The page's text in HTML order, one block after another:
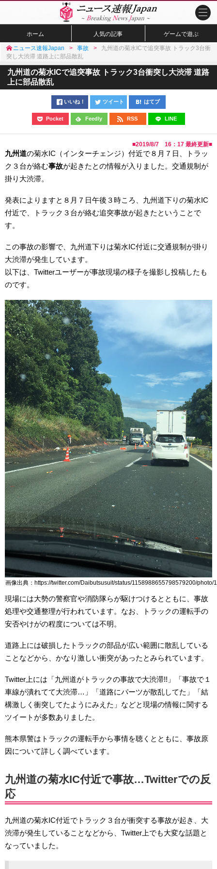
ホーム 人気の記事 ゲームで遊ぶ
ニュース速報Japan 事故
九州道の菊水ICで追突事故 トラック3台衝
突し大渋滞 道路上に部品散乱
九州道の菊水ICで追突事故 トラック3台衝突し大渋滞 道路
上に部品散乱
いいね！ ツイート はてブ
Pocket Feedly RSS LINE
■2019/8/7 16：17 最終更新■
九州道の菊水IC（インターチェンジ）付近で８月７日、トラッ
ク３台が絡む事故が起きたとの情報が入りました。交通規制が
掛り大渋滞。
発表によりますと８月７日午後３時ころ、九州道下りの菊水IC
付近で、トラック３台が絡む追突事故が起きたということで
す。
この事故の影響で、九州道下りは菊水IC付近に交通規制が掛り
大渋滞が発生しています。
以下は、Twitterユーザーが事故現場の様子を撮影し投稿したも
のです。
画像出典：https://twitter.com/Daibutsusuit/status/1158988655798579200/photo/1
現場には大勢の警察官や消防隊らが駆けつけるとともに、事故
処理や交通整理が行われています。なお、トラックの運転手の
安否やけがの程度については不明。
道路上には破損したトラックの部品が広い範囲に散乱している
ことなどから、かなり激しい衝突があったとみられています。
Twitter上には「九州道がトラックの事故で大渋滞!!」「事故で１
車線が潰れてて大渋滞…」「道路にパーツが散乱してた」「結
構激しく衝突してたようにみえた」などと現場の情報に関する
ツイートが多数ありました。
熊本県警はトラックの運転手から事情を聴くとともに、事故原
因について詳しく調べています。
九州道の菊水IC付近で事故…Twitterでの反
応
九州道の菊水IC付近でトラック３台が衝突する事故が起き、大
渋滞が発生していることなどから、Twitter上でも大変な話題と
なっていました。